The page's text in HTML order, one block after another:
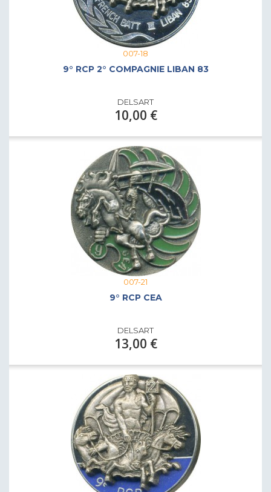
007-18
9° RCP 2° COMPAGNIE LIBAN 83
DELSART
10,00 €
007-21
9° RCP CEA
DELSART
13,00 €